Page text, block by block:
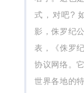
式，对吧?
影，侏罗纪
表，《侏罗
协议网络。
世界各地的